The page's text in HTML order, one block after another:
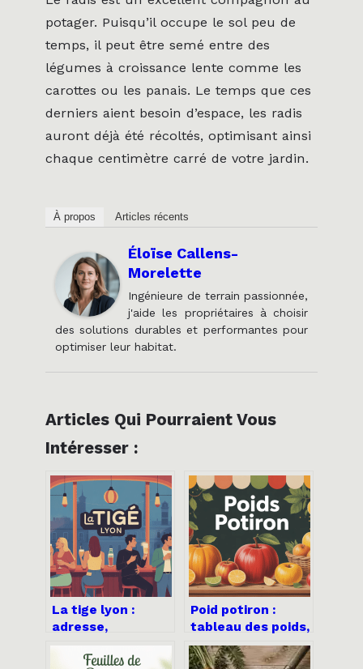
potager. Puisqu’il occupe le sol peu de
temps, il peut être semé entre des
légumes à croissance lente comme les
carottes ou les panais. Le temps que ces
derniers aient besoin d’espace, les radis
auront déjà été récoltés, optimisant ainsi
chaque centimètre carré de votre jardin.
À propos Articles récents
Éloïse Callens-
Morelette
Ingénieure de terrain passionnée,
j'aide les propriétaires à choisir
des solutions durables et performantes pour
optimiser leur habitat.
Articles Qui Pourraient Vous
Intéresser :
La tige lyon :
adresse,
ambiance et guide
pratique pour bien
Poid potiron :
tableau des poids,
rendement et
portions à prévoir